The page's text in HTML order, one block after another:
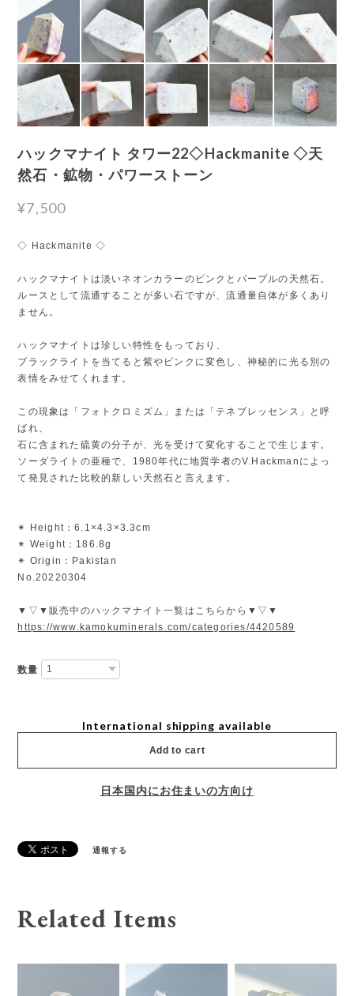
ハックマナイト タワー22◇Hackmanite ◇天
然石・鉱物・パワーストーン
¥7,500
◇ Hackmanite ◇
ハックマナイトは淡いネオンカラーのピンクとパープルの天然石。
ルースとして流通することが多い石ですが、流通量自体が多くあり
ません。
ハックマナイトは珍しい特性をもっており、
ブラックライトを当てると紫やピンクに変色し、神秘的に光る別の
表情をみせてくれます。
この現象は「フォトクロミズム」または「テネブレッセンス」と呼
ばれ、
石に含まれた硫黄の分子が、光を受けて変化することで生じます。
ソーダライトの亜種で、1980年代に地質学者のV.Hackmanによっ
て発見された比較的新しい天然石と言えます。
✴︎ Height：6.1×4.3×3.3cm
✴︎ Weight：186.8g
✴︎ Origin：Pakistan
No.20220304
▼▽▼販売中のハックマナイト一覧はこちらから▼▽▼
https://www.kamokuminerals.com/categories/4420589
数量
International shipping available
Add to cart
日本国内にお住まいの方向け
通報する
Related Items